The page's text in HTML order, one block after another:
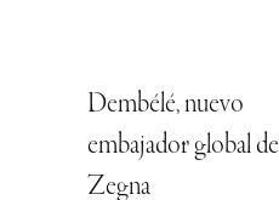
Dembélé, nuevo
embajador global de
Zegna